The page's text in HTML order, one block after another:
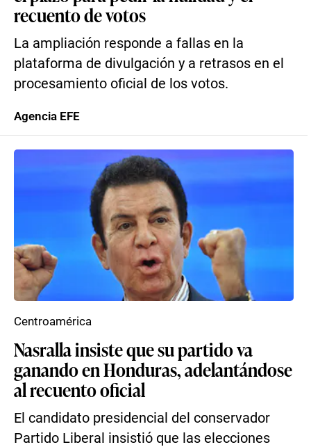
recuento de votos
La ampliación responde a fallas en la
plataforma de divulgación y a retrasos en el
procesamiento oficial de los votos.
Agencia EFE
Nasralla insiste que su partido va
ganando en Honduras, adelantándose
al recuento oficial
El candidato presidencial del conservador
Partido Liberal insistió que las elecciones
Centroamérica